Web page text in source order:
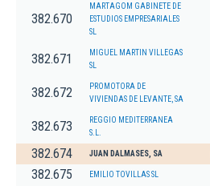
382.670
MARTAGOM GABINETE DE
ESTUDIOS EMPRESARIALES
SL
382.671
MIGUEL MARTIN VILLEGAS
SL
382.672
PROMOTORA DE
VIVIENDAS DE LEVANTE, SA
382.673
REGGIO MEDITERRANEA
S.L.
382.674 JUAN DALMASES, SA
382.675 EMILIO TOVILLAS SL